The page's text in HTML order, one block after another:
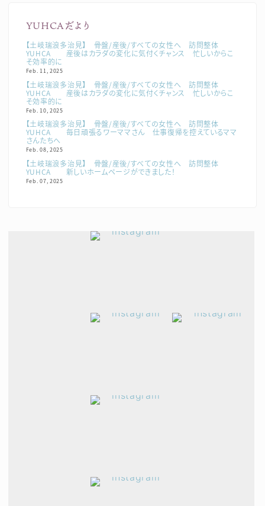
YUHCAだより
【土岐瑞浪多治見】 骨盤/産後/すべての女性へ 訪問整体
YUHCA 産後はカラダの変化に気付くチャンス 忙しいからこ
そ効率的に
Feb. 11, 2025
【土岐瑞浪多治見】 骨盤/産後/すべての女性へ 訪問整体
YUHCA 産後はカラダの変化に気付くチャンス 忙しいからこ
そ効率的に
Feb. 10, 2025
【土岐瑞浪多治見】 骨盤/産後/すべての女性へ 訪問整体
YUHCA 毎日頑張るワーママさん 仕事復帰を控えているママ
さんたちへ
Feb. 08, 2025
【土岐瑞浪多治見】 骨盤/産後/すべての女性へ 訪問整体
YUHCA 新しいホームページができました！
Feb. 07, 2025